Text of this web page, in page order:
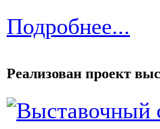
Подробнее...
Реализован проект